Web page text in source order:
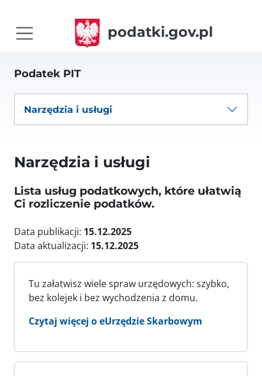
podatki.gov.pl
Podatek PIT
Narzędzia i usługi
Narzędzia i usługi
Lista usług podatkowych, które ułatwią
Ci rozliczenie podatków.
Data publikacji: 15.12.2025
Data aktualizacji: 15.12.2025
Tu załatwisz wiele spraw urzędowych: szybko,
bez kolejek i bez wychodzenia z domu.
Czytaj więcej o eUrzędzie Skarbowym